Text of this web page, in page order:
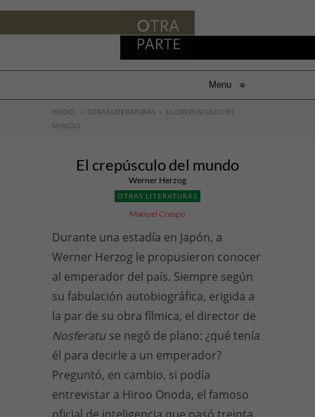
Menu ≡
INICIO » OTRAS LITERATURAS » EL CREPÚSCULO DEL
MUNDO
El crepúsculo del mundo
Werner Herzog
OTRAS LITERATURAS
Manuel Crespo
Durante una estadía en Japón, a
Werner Herzog le propusieron conocer
al emperador del país. Siempre según
su fabulación autobiográfica, erigida a
la par de su obra fílmica, el director de
Nosferatu se negó de plano: ¿qué tenía
él para decirle a un emperador?
Preguntó, en cambio, si podía
entrevistar a Hiroo Onoda, el famoso